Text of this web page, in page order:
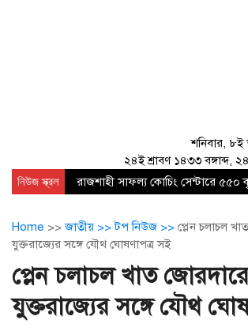
শনিবার, ৮ই
২৪ই শ্রাবণ ১৪৩৩ বঙ্গাব্দ,
নিউজ স্ক্রল রাজশাহী সাফল্য কোচিং সেন্টারে ৫৫০
Home >>জাতীয় >>টপ নিউজ >> প্লেন চলাচল
যুক্তরাজ্যের সঙ্গে যৌথ ঘোষণাপত্র সই
প্লেন চলাচল খাত জোরদারে
যুক্তরাজ্যের সঙ্গে যৌথ